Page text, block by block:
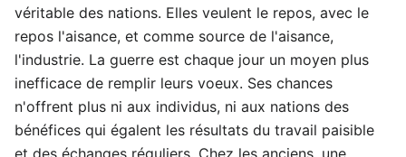
véritable des nations. Elles veulent le repos, avec le
repos l'aisance, et comme source de l'aisance,
l'industrie. La guerre est chaque jour un moyen plus
inefficace de remplir leurs voeux. Ses chances
n'offrent plus ni aux individus, ni aux nations des
bénéfices qui égalent les résultats du travail paisible
et des échanges réguliers. Chez les anciens, une